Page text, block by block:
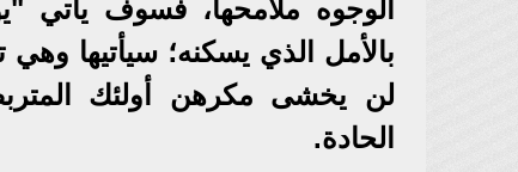
الوجوه ملامحها، فسوف يأتي
بالأمل الذي يسكنه؛ سيأتيها
لن يخشى مكرهن أولئك
الحادة.